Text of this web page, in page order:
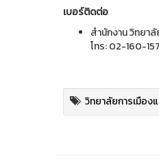
เบอร์ติดต่อ
สำนักงาน วิทยา
โทร: 02-160-
วิทยาลัยการเมือง